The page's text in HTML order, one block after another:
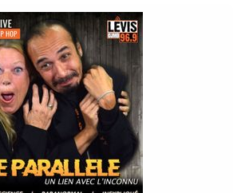
zoneparallele
@zoneparallele